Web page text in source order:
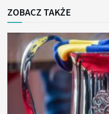
ZOBACZ TAKŻE